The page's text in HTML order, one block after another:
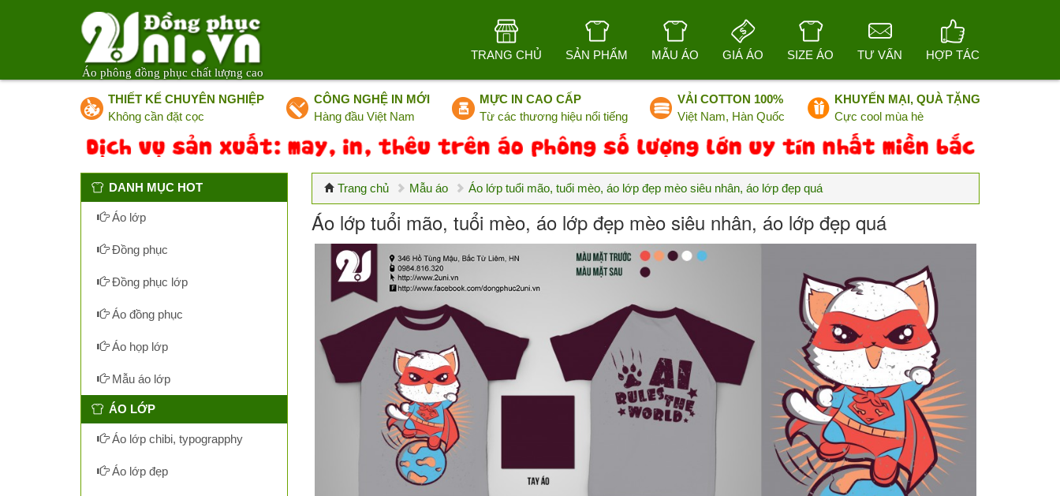
Áo phông đồng phục chất lượng cao
TRANG CHỦ SẢN PHẨM MẪU ÁO GIÁ ÁO SIZE ÁO TƯ VẤN HỢP TÁC
THIẾT KẾ CHUYÊN NGHIỆP
Không cần đặt cọc
CÔNG NGHỆ IN MỚI
Hàng đầu Việt Nam
MỰC IN CAO CẤP
Từ các thương hiệu nổi tiếng
VẢI COTTON 100%
Việt Nam, Hàn Quốc
KHUYẾN MẠI, QUÀ TẶNG
Cực cool mùa hè
Trang chủ Mẫu áo Áo lớp tuổi mão, tuổi mèo, áo lớp đẹp mèo siêu nhân, áo lớp đẹp quá
Áo lớp tuổi mão, tuổi mèo, áo lớp đẹp mèo siêu nhân, áo lớp đẹp quá
DANH MỤC HOT
Áo lớp
Đồng phục
Đồng phục lớp
Áo đồng phục
Áo họp lớp
Mẫu áo lớp
ÁO LỚP
Áo lớp chibi, typograpphy
Áo lớp đẹp